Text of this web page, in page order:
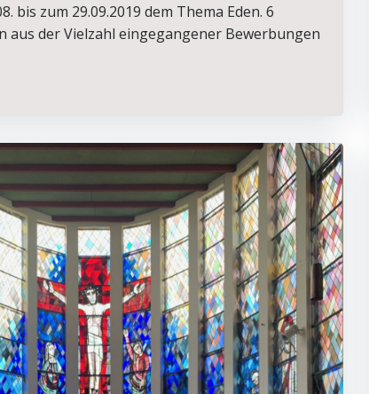
bis zum 29.09.2019 dem Thema Eden. 6
aus der Vielzahl eingegangener Bewerbungen